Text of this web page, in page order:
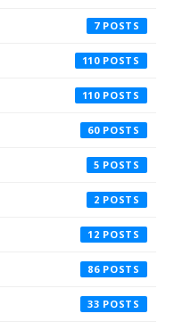
7
110
110
60
5
2
12
86
33